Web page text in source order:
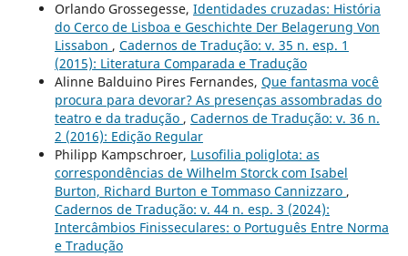
Orlando Grossegesse, Identidades cruzadas: História
do Cerco de Lisboa e Geschichte Der Belagerung Von
Lissabon , Cadernos de Tradução: v. 35 n. esp. 1
(2015): Literatura Comparada e Tradução
Alinne Balduino Pires Fernandes, Que fantasma você
procura para devorar? As presenças assombradas do
teatro e da tradução , Cadernos de Tradução: v. 36 n.
2 (2016): Edição Regular
Philipp Kampschroer, Lusofilia poliglota: as
correspondências de Wilhelm Storck com Isabel
Burton, Richard Burton e Tommaso Cannizzaro ,
Cadernos de Tradução: v. 44 n. esp. 3 (2024):
Intercâmbios Finisseculares: o Português Entre Norma
e Tradução